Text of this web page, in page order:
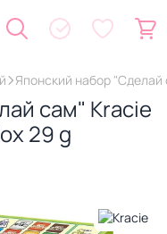
Японский набор "Сделай
сам" Kracie
29 g